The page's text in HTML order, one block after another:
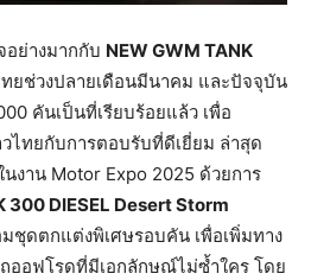
อย่างมากกับ NEW GWM TANK
ยช่วงปลายเดือนมีนาคม และปัจจุบัน
คันเป็นที่เรียบร้อยแล้ว เพื่อ
ไทยกับการตอบรับที่ดีเยี่ยม ล่าสุด
นงาน Motor Expo 2025 ด้วยการ
300 DIESEL Desert Storm
ชุดตกแต่งพิเศษรอบคัน เพื่อเพิ่มทาง
ออฟโรดที่มีเอกลักษณ์ไม่ซ้ำใคร โดย